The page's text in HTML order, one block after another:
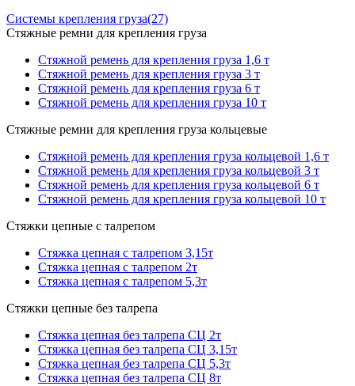
Системы крепления груза(27)
Стяжные ремни для крепления груза
Стяжной ремень для крепления груза 1,6 т
Стяжной ремень для крепления груза 3 т
Стяжной ремень для крепления груза 6 т
Стяжной ремень для крепления груза 10 т
Стяжные ремни для крепления груза кольцевые
Стяжной ремень для крепления груза кольцевой 1,6 т
Стяжной ремень для крепления груза кольцевой 3 т
Стяжной ремень для крепления груза кольцевой 6 т
Стяжной ремень для крепления груза кольцевой 10 т
Стяжки цепные с талрепом
Стяжка цепная с талрепом 3,15т
Стяжка цепная с талрепом 2т
Стяжка цепная с талрепом 5,3т
Стяжки цепные без талрепа
Стяжка цепная без талрепа СЦ 2т
Стяжка цепная без талрепа СЦ 3,15т
Стяжка цепная без талрепа СЦ 5,3т
Стяжка цепная без талрепа СЦ 8т